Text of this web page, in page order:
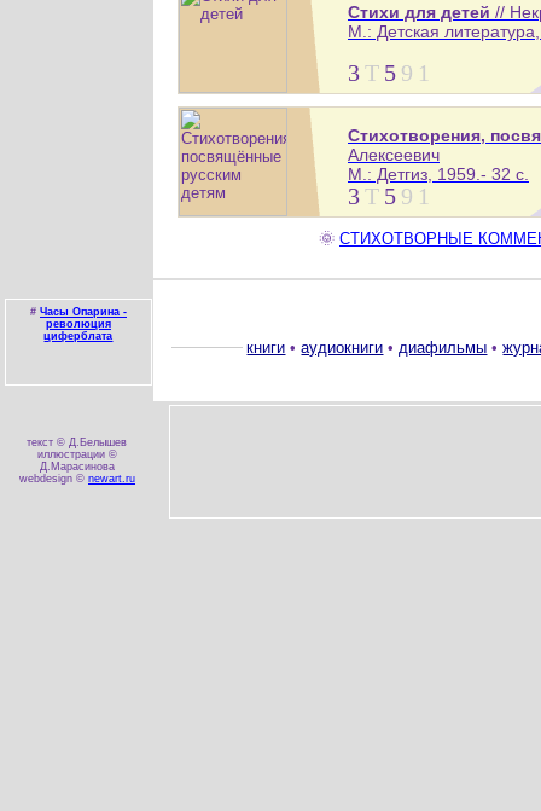
Стихи для детей //
М.: Детская
3Т 5 9 1
Стихотворения,
Алексеевич
М.: Детгиз, 1959.- 32 с.
3Т 5 9 1
🌞 СТИХОТВОРНЫЕ
# Часы Опарина -
революция
циферблата
книги •аудиокниги •диафильмы •
текст © Д.Белышев
иллюстрации ©
Д.Марасинова
webdesign © newart.ru